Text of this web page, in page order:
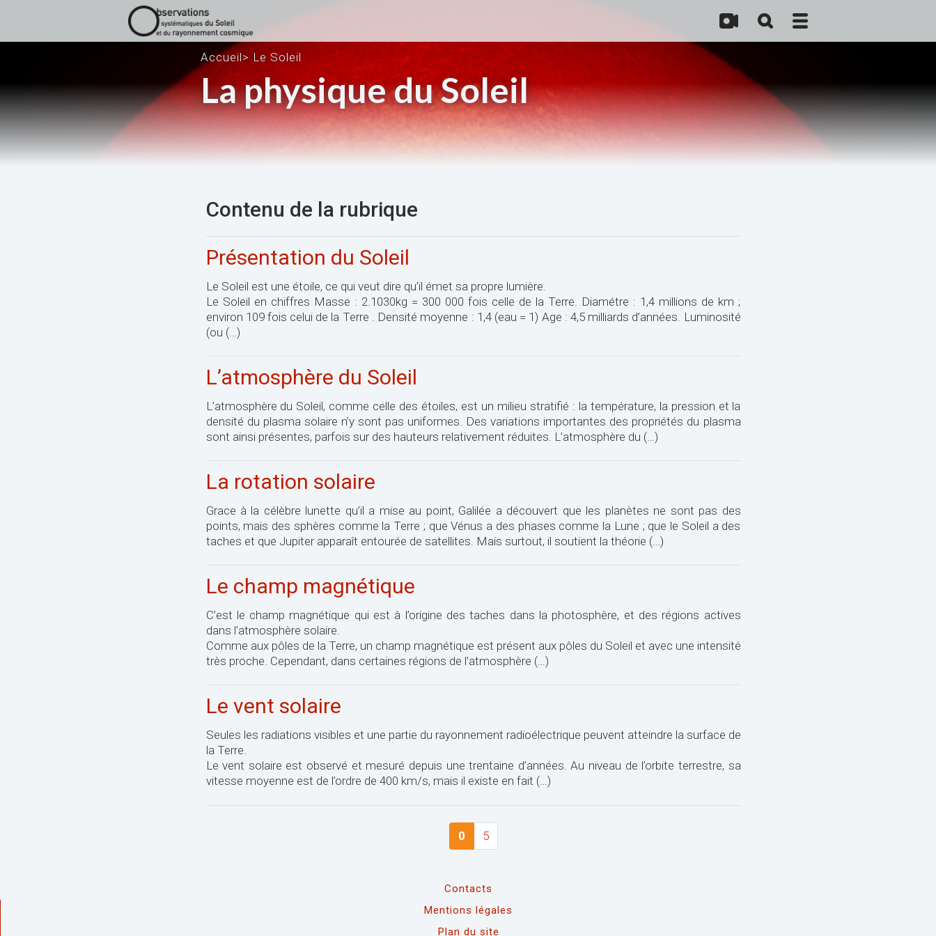
Accueil> Le Soleil
La physique du Soleil
Contenu de la rubrique
Présentation du Soleil
Le Soleil est une étoile, ce qui veut dire qu’il émet sa propre lumière.
Le Soleil en chiffres Masse : 2.1030kg = 300 000 fois celle de la Terre. Diamétre : 1,4 millions de km ;
environ 109 fois celui de la Terre . Densité moyenne : 1,4 (eau = 1) Age : 4,5 milliards d’années. Luminosité
(ou (…)
L’atmosphère du Soleil
L’atmosphère du Soleil, comme celle des étoiles, est un milieu stratifié : la température, la pression et la
densité du plasma solaire n’y sont pas uniformes. Des variations importantes des propriétés du plasma
sont ainsi présentes, parfois sur des hauteurs relativement réduites. L’atmosphère du (…)
La rotation solaire
Grace à la célèbre lunette qu’il a mise au point, Galilée a découvert que les planètes ne sont pas des
points, mais des sphères comme la Terre ; que Vénus a des phases comme la Lune ; que le Soleil a des
taches et que Jupiter apparaît entourée de satellites. Mais surtout, il soutient la théorie (…)
Le champ magnétique
C’est le champ magnétique qui est à l’origine des taches dans la photosphère, et des régions actives
dans l’atmosphère solaire.
Comme aux pôles de la Terre, un champ magnétique est présent aux pôles du Soleil et avec une intensité
très proche. Cependant, dans certaines régions de l’atmosphère (…)
Le vent solaire
Seules les radiations visibles et une partie du rayonnement radioélectrique peuvent atteindre la surface de
la Terre.
Le vent solaire est observé et mesuré depuis une trentaine d’années. Au niveau de l’orbite terrestre, sa
vitesse moyenne est de l’ordre de 400 km/s, mais il existe en fait (…)
0 5
Contacts
Mentions légales
Plan du site